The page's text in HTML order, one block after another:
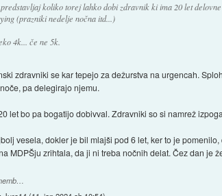
koliko torej lahko dobi zdravnik ki ima 20 let
(prazniki nedelje nočna itd...)
4k... če ne 5k.
zdravniki se kar tepejo za dežurstva na urgencah.
pa delegirajo njemu.
let bo pa bogatijo dobivval. Zdravniki so si namrež
vesela, dokler je bil mlajši pod 6 let, ker to je pomenilo,
MDPŠju zrihtala, da ji ni treba nočnih delat. Čez dan je